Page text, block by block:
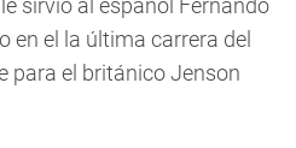
sirvió al español Fernando
en el la última carrera del
para el británico Jenson